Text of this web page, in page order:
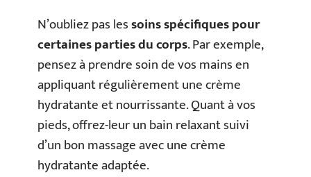
N’oubliez pas lessoins spécifiques pour
certaines parties du corps. Par exemple,
pensez à prendre soin de vos mains en
appliquant régulièrement une crème
hydratante et nourrissante. Quant à vos
pieds, offrez-leur un bain relaxant suivi
d’un bon massage avec une crème
hydratante adaptée.